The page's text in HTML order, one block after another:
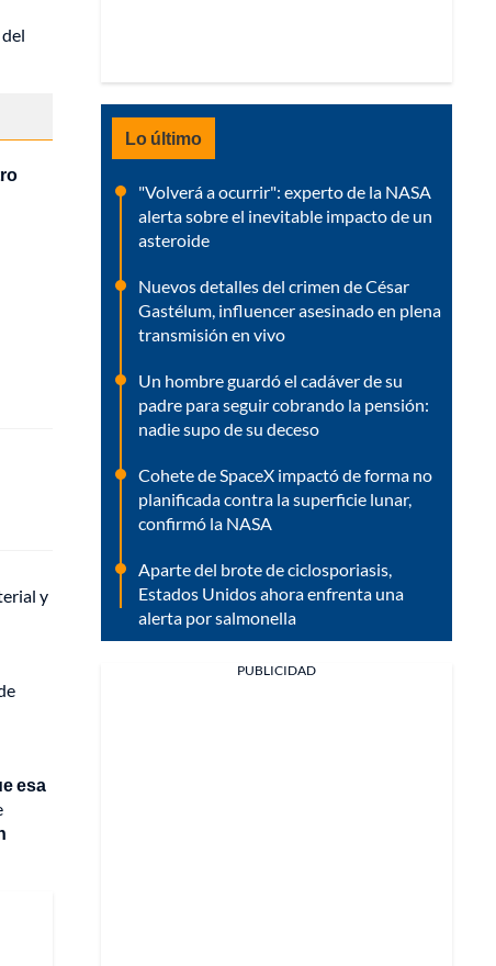
y
esa
Lo último
"Volverá a ocurrir": experto de la NASA
alerta sobre el inevitable impacto de un
asteroide
Nuevos detalles del crimen de César
Gastélum, influencer asesinado en plena
transmisión en vivo
Un hombre guardó el cadáver de su
padre para seguir cobrando la pensión:
nadie supo de su deceso
Cohete de SpaceX impactó de forma no
planificada contra la superficie lunar,
confirmó la NASA
Aparte del brote de ciclosporiasis,
Estados Unidos ahora enfrenta una
alerta por salmonella
PUBLICIDAD